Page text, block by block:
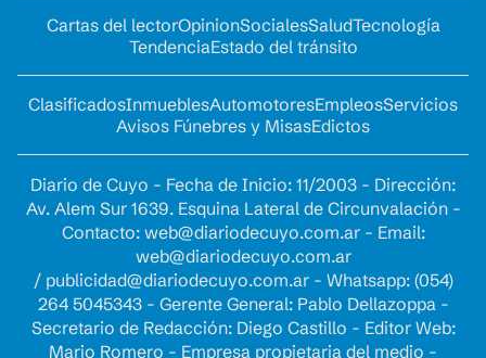
Cartas del lectorOpinionSocialesSaludTecnología
TendenciaEstado del tránsito
ClasificadosInmueblesAutomotoresEmpleosServicios
Avisos Fúnebres y MisasEdictos
Diario de Cuyo - Fecha de Inicio: 11/2003 - Dirección:
Av. Alem Sur 1639. Esquina Lateral de Circunvalación -
Contacto: web@diariodecuyo.com.ar- Email:
web@diariodecuyo.com.ar
/ publicidad@diariodecuyo.com.ar- Whatsapp: (054)
264 5045343 - Gerente General: Pablo Dellazoppa -
Secretario de Redacción: Diego Castillo - Editor Web:
Mario Romero - Empresa propietaria del medio -